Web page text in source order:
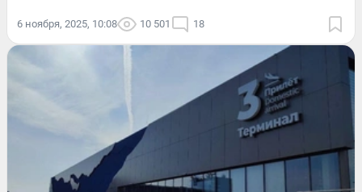
6 ноября, 2025, 10:08 10 501 18